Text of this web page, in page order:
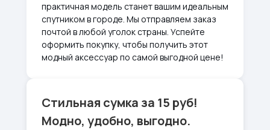
практичная модель станет вашим идеальным
спутником в городе. Мы отправляем заказ
почтой в любой уголок страны. Успейте
оформить покупку, чтобы получить этот
модный аксессуар по самой выгодной цене!
Стильная сумка за 15 руб!
Модно, удобно, выгодно.